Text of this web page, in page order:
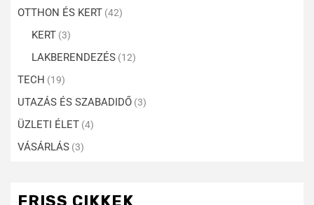
OTTHON ÉS KERT (42)
KERT (3)
LAKBERENDEZÉS (12)
TECH (19)
UTAZÁS ÉS SZABADIDŐ (3)
ÜZLETI ÉLET (4)
VÁSÁRLÁS (3)
FRISS CIKKEK